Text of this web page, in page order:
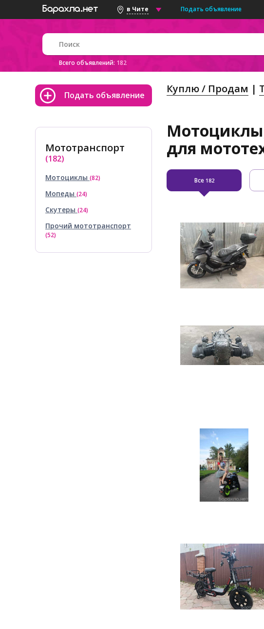
в Чите Подать объявление
Всего объявлений: 182
Подать объявление
Мототранспорт
(182)
Мотоциклы (82)
Мопеды (24)
Скутеры (24)
Прочий мототранспорт
(52)
Куплю / Продам
для
Все 182